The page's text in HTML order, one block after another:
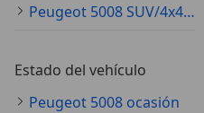
Peugeot 5008 SUV/4x4/pickup
Estado del vehículo
Peugeot 5008 ocasión